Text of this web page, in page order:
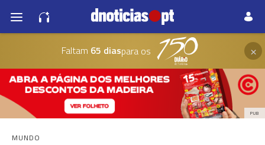
Faltam 65 diaspara os ×
PUB
MUNDO